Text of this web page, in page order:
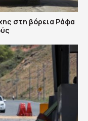
στη βόρεια Ράφα